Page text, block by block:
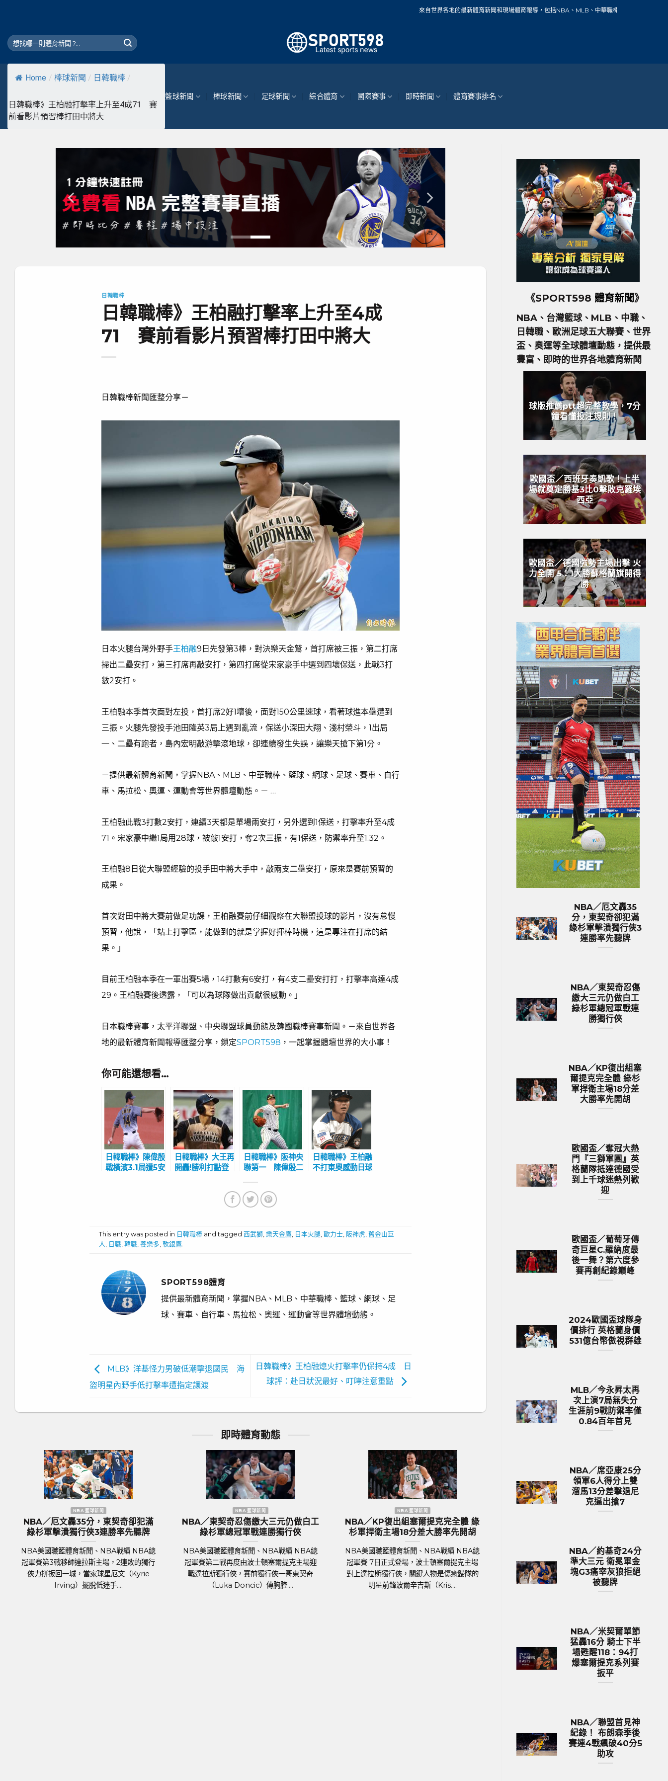
來自世界各地的最新體育新聞和現場體育報導，包括NBA、MLB、中華職棒、籃球、網球、足球、賽車、
Home / 棒球新聞 / 日韓職棒 /
日韓職棒》王柏融打擊率上升至4成71 賽
前看影片預習棒打田中將大
籃球新聞 棒球新聞 足球新聞 綜合體育 國際賽事 即時新聞 體育賽事排名
日韓職棒
日韓職棒》王柏融打擊率上升至4成
71 賽前看影片預習棒打田中將大
日韓職棒新聞匯整分享－
日本火腿台灣外野手王柏融9日先發第3棒，對決樂天金鷲，首打席被三振，第二打席
掃出二壘安打，第三打席再敲安打，第四打席從宋家豪手中選到四壞保送，此戰3打
數2安打。
王柏融本季首次面對左投，首打席2好1壞後，面對150公里速球，看著球進本壘遭到
三振。火腿先發投手池田隆英3局上遇到亂流，保送小深田大翔、淺村榮斗，1出局
一、二壘有跑者，島內宏明敲游擊滾地球，卻連續發生失誤，讓樂天搶下第1分。
－提供最新體育新聞，掌握NBA、MLB、中華職棒、籃球、網球、足球、賽車、自行
車、馬拉松、奧運、運動會等世界體壇動態。－ …
王柏融此戰3打數2安打，連續3天都是單場兩安打，另外選到1保送，打擊率升至4成
71。宋家豪中繼1局用28球，被敲1安打，奪2次三振，有1保送，防禦率升至1.32。
王柏融8日從大聯盟經驗的投手田中將大手中，敲兩支二壘安打，原來是賽前預習的
成果。
首次對田中將大賽前做足功課，王柏融賽前仔細觀察在大聯盟投球的影片，沒有怠慢
預習，他說，「站上打擊區，能做到的就是掌握好揮棒時機，這是專注在打席的結
果。」
目前王柏融本季在一軍出賽5場，14打數有6安打，有4支二壘安打打，打擊率高達4成
29。王柏融賽後透露，「可以為球隊做出貢獻很感動。」
日本職棒賽事，太平洋聯盟、中央聯盟球員動態及韓國職棒賽事新聞。－來自世界各
地的最新體育新聞報導匯整分享，鎖定SPORT598 ，一起掌握體壇世界的大小事！
你可能還想看…
日韓職棒》陳偉殷
戰橫濱3.1局遭5安
日韓職棒》大王再
開轟!勝利打點登
日韓職棒》阪神央
聯第一 陳偉殷二
日韓職棒》王柏融
不打東奧感動日球
This entry was posted in 日韓職棒 and tagged西武獅,樂天金鷹, 日本火腿,歐力士, 阪神虎,舊金山巨
人, 日職,韓職,養樂多,軟銀鷹.
SPORT598體育
提供最新體育新聞，掌握NBA、MLB、中華職棒、籃球、網球、足
球、賽車、自行車、馬拉松、奧運、運動會等世界體壇動態。
MLB》洋基怪力男破低潮擊退國民 海
盜明星內野手低打擊率遭指定讓渡
日韓職棒》王柏融熄火打擊率仍保持4成 日
球評：赴日狀況最好、叮嚀注意重點
即時體育動態
NBA 籃球新聞
／KP復出組塞爾提克完全體 綠
軍捍衛主場18分差大勝率先開胡
美國職籃體育新聞、NBA戰績 NBA總
賽 7日正式登場，波士頓塞爾提克主場
達拉斯獨行俠，關鍵人物是傷癒歸隊的
明星前鋒波爾辛吉斯（Kris....
歐洲國家盃 足球新聞
歐國盃／奪冠大熱門『三獅軍團』英
格蘭隊抵達德國受到上千球迷熱列歡
足球聯賽體育新聞、足球戰績 萬眾矚目的
2024年歐洲國家盃（UEFA Euro 2024）
將於6月14日於德國正式開踢。各國好手摩拳
歐洲國家盃 足球新聞
歐國盃／葡萄牙傳奇巨星C.羅納度最
後一舞？第六度參賽再創紀錄巔峰
足球聯賽體育新聞、足球戰績 2024年歐洲
國家盃即將於6月14日晚上在德國揭幕，39
歲的葡萄牙球星C.羅納度（Cristiano
Ronaldo）將再....
2024歐國盃球隊身價排行 英格蘭身
足球聯賽體育新聞、足球戰績 在今年德國舉
行的歐洲國家盃中，英格蘭以12.9億英鎊
（約531億新台幣）的總身價傲視群雄，成為
身價最高的球隊。根據英國體育....
MLB美
《SPORT598 體育新聞》
NBA、台灣籃球、MLB、中職、
日韓職、歐洲足球五大聯賽、世界
盃、奧運等全球體壇動態，提供最
豐富、即時的世界各地體育新聞
球版推薦ptt超完整教學，7分
鐘看懂投注規則！
歐國盃／西班牙奏凱歌！上半
場就奠定勝基3比0擊敗克羅埃
西亞
歐國盃／德國強勢主場出擊 火
力全開 5：1大勝蘇格蘭旗開得
勝
NBA／厄文轟35
分，東契奇卻犯滿
綠杉軍擊潰獨行俠3
連勝率先聽牌
NBA／東契奇忍傷
繳大三元仍做白工
綠杉軍總冠軍戰連
勝獨行俠
NBA／KP復出組塞
爾提克完全體 綠杉
軍捍衛主場18分差
大勝率先開胡
歐國盃／奪冠大熱
門『三獅軍團』英
格蘭隊抵達德國受
到上千球迷熱列歡
迎
歐國盃／葡萄牙傳
奇巨星C.羅納度最
後一舞？第六度參
賽再創紀錄巔峰
2024歐國盃球隊身
價排行 英格蘭身價
531億台幣傲視群雄
MLB／今永昇太再
次上演7局無失分
生涯前9戰防禦率僅
0.84百年首見
NBA／席亞康25分
領軍6人得分上雙
溜馬13分差擊退尼
克逼出搶7
NBA／約基奇24分
準大三元 衛冕軍金
塊G3痛宰灰狼拒絕
被聽牌
NBA／米契爾單節
猛轟16分 騎士下半
場甦醒118：94打
爆塞爾提克系列賽
扳平
NBA／聯盟首見神
紀錄！ 布朗森季後
賽連4戰飆破40分5
助攻